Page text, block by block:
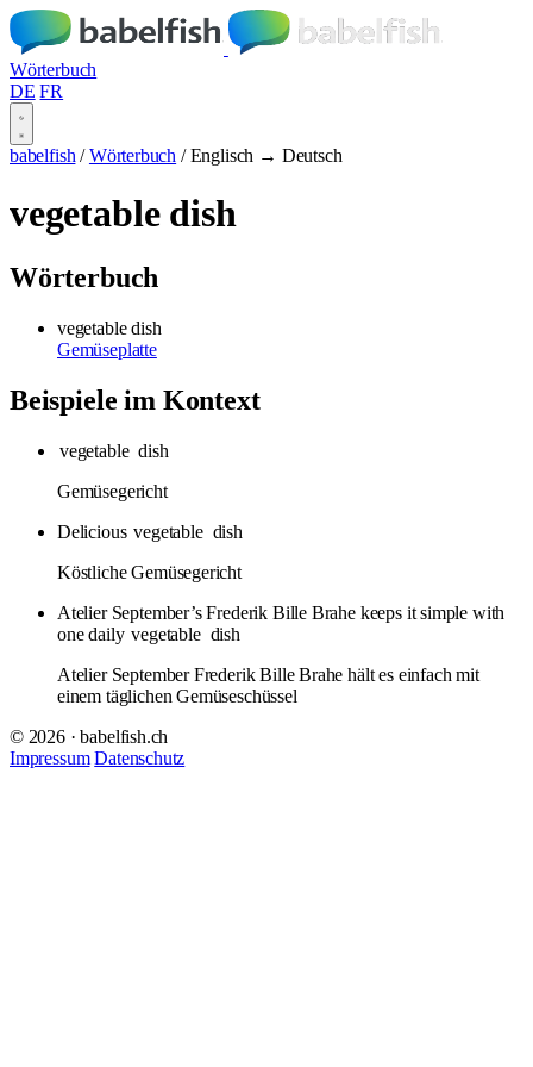
Wörterbuch
DE FR
babelfish / Wörterbuch / Englisch → Deutsch
vegetable dish
Wörterbuch
vegetable dish
Gemüseplatte
Beispiele im Kontext
vegetable dish
Gemüsegericht
Delicious vegetable dish
Köstliche Gemüsegericht
Atelier September’s Frederik Bille Brahe keeps it simple with
one daily vegetable dish
Atelier September Frederik Bille Brahe hält es einfach mit
einem täglichen Gemüseschüssel
© 2026 · babelfish.ch
Impressum Datenschutz